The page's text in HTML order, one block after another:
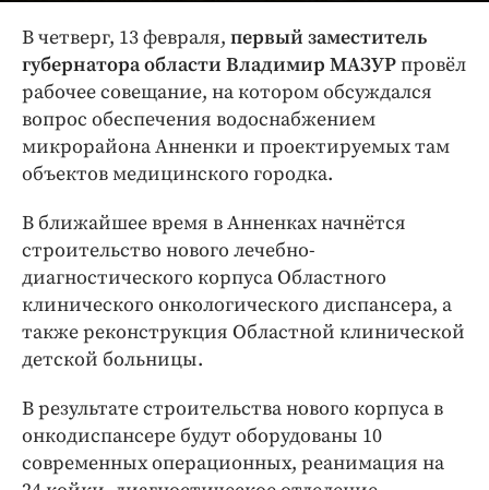
Интересное чтиво
Клиника года
Бренд года
Работодатель года
В четверг, 13 февраля, первый заместитель
губернатора области Владимир МАЗУРпровёл
рабочее совещание, на котором обсуждался
вопрос обеспечения водоснабжением
микрорайона Анненки и проектируемых там
объектов медицинского городка.
В ближайшее время в Анненках начнётся
строительство нового лечебно-
диагностического корпуса Областного
клинического онкологического диспансера, а
также реконструкция Областной клинической
детской больницы.
В результате строительства нового корпуса в
онкодиспансере будут оборудованы 10
современных операционных, реанимация на